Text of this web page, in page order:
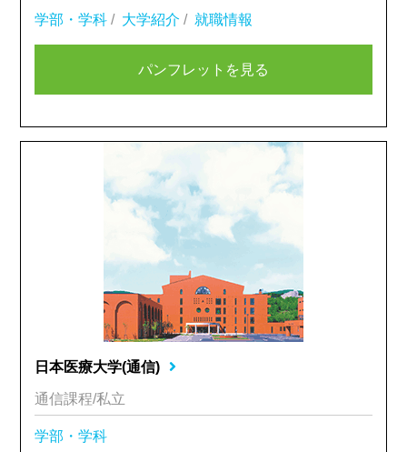
学部・学科 / 大学紹介 / 就職情報
パンフレットを見る
日本医療大学(通信)
通信課程/私立
学部・学科